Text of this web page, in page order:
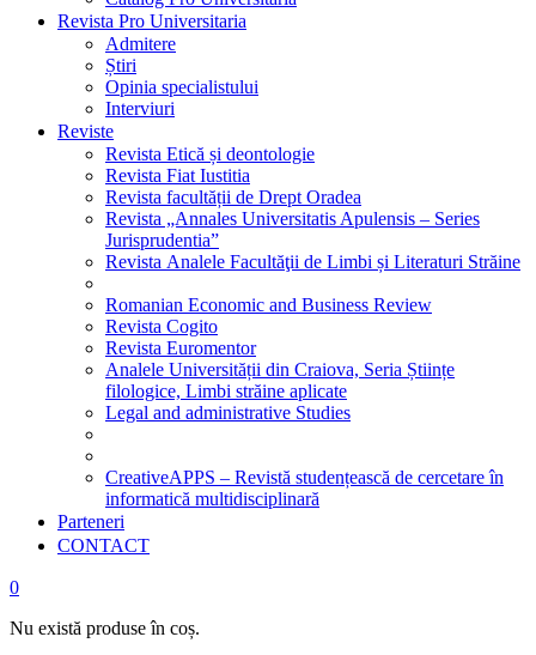
Revista Pro Universitaria
Admitere
Știri
Opinia specialistului
Interviuri
Reviste
Revista Etică și deontologie
Revista Fiat Iustitia
Revista facultății de Drept Oradea
Revista „Annales Universitatis Apulensis – Series
Jurisprudentia”
Revista Analele Facultăţii de Limbi și Literaturi Străine
Romanian Economic and Business Review
Revista Cogito
Revista Euromentor
Analele Universității din Craiova, Seria Științe
filologice, Limbi străine aplicate
Legal and administrative Studies
CreativeAPPS – Revistă studențească de cercetare în
informatică multidisciplinară
Parteneri
CONTACT
0
Nu există produse în coș.